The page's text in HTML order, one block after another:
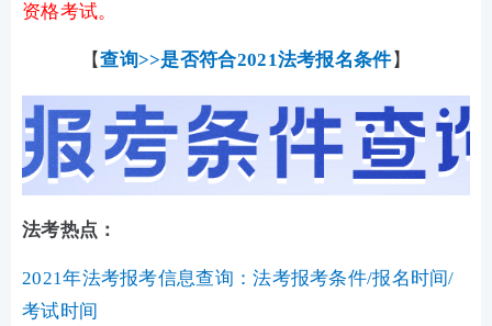
资格考试。
【查询>>是否符合2021法考报名条件】
法考热点：
2021年法考报考信息查询：法考报考条件/报名时间/
考试时间